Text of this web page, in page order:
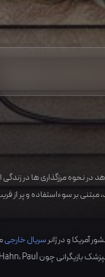
نحوه مرزگذاری ها در زندگی
مبتنی بر سوءاستفاده و پر از
آمریکاو در ژانرسریال خارجی
بازیگرانی چون ،Paul